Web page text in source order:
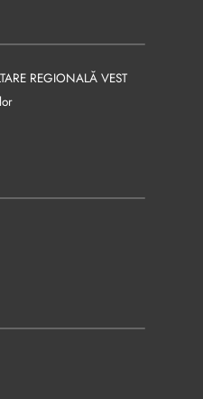
REGIONALĂ VEST